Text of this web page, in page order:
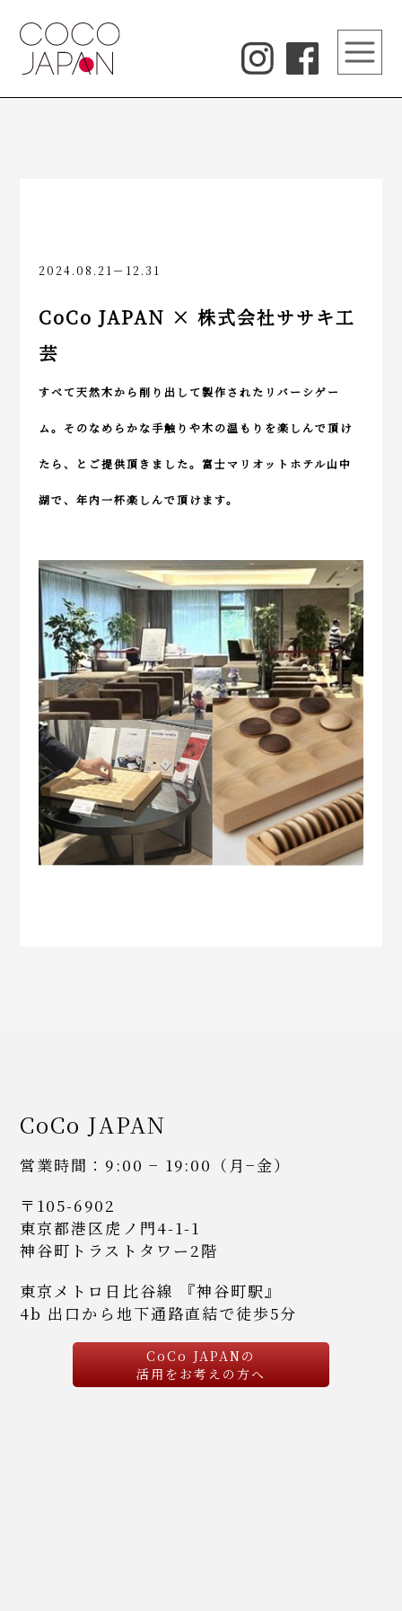
2024.08.21－12.31
CoCo JAPAN × 株式会社ササキ工
芸
すべて天然木から削り出して製作されたリバーシゲー
ム。そのなめらかな手触りや木の温もりを楽しんで頂け
たら、とご提供頂きました。富士マリオットホテル山中
湖で、年内一杯楽しんで頂けます。
CoCo JAPAN
営業時間：9:00 − 19:00（月−金）
〒105-6902
東京都港区虎ノ門4-1-1
神谷町トラストタワー2階
東京メトロ日比谷線 『神谷町駅』
4b 出口から地下通路直結で徒歩5分
CoCo JAPANの
活用をお考えの方へ